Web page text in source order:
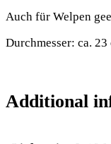
Auch für Welpen
Durchmesser: ca. 23
Additional